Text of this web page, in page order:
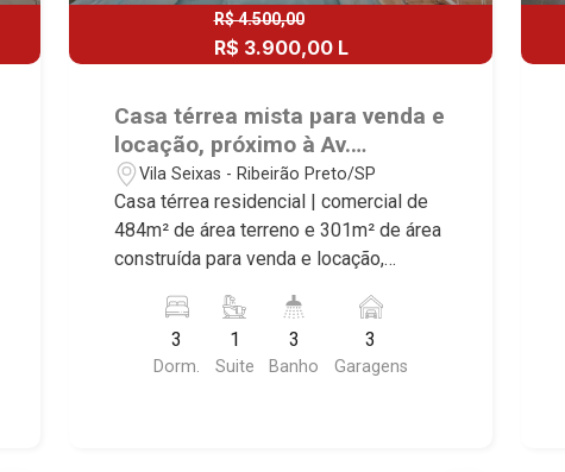
R$ 4.500,00
R$ 3.900,00 L
R$ 980.000,00 V
Casa térrea mista para venda e
locação, próximo à Av.
Presidente Vargas - Ribeirão
Preto.
Vila Seixas - Ribeirão Preto/SP
Casa térrea residencial | comercial de
484m² de área terreno e 301m² de área
construída para venda e locação,
Bairro Vila Seixas, Ribeirão Preto.
Conheça as características deste
imóvel que a Martinelli Imobiliária
3
Dorm.
1
Suite
3
Banho
3
Garagens